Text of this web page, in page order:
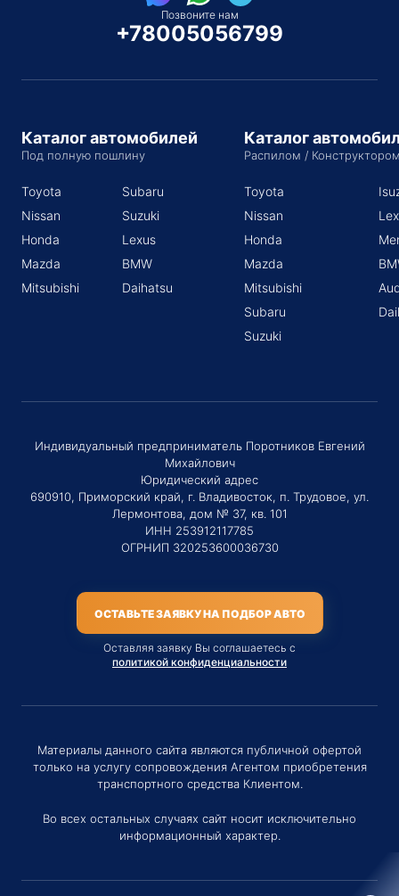
Позвоните нам
+78005056799
Каталог автомобилей
Под полную пошлину
Toyota
Nissan
Honda
Mazda
Mitsubishi
Subaru
Suzuki
Lexus
BMW
Daihatsu
Каталог
Распилом /
Toyota
Nissan
Honda
Mazda
Mitsubishi
Subaru
Suzuki
Индивидуальный предприниматель Поротников Евгений
Михайлович
Юридический адрес
690910, Приморский край, г. Владивосток, п. Трудовое, ул.
Лермонтова, дом № 37, кв. 101
ИНН 253912117785
ОГРНИП 320253600036730
ОСТАВЬТЕ ЗАЯВКУ НА ПОДБОР АВТО
Оставляя заявку Вы соглашаетесь с
политикой конфиденциальности
Материалы данного сайта являются публичной офертой
только на услугу сопровождения Агентом приобретения
транспортного средства Клиентом.
Во всех остальных случаях сайт носит исключительно
информационный характер.